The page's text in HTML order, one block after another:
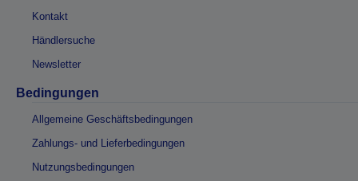
Kontakt
Händlersuche
Newsletter
Bedingungen
Allgemeine Geschäftsbedingungen
Zahlungs- und Lieferbedingungen
Nutzungsbedingungen